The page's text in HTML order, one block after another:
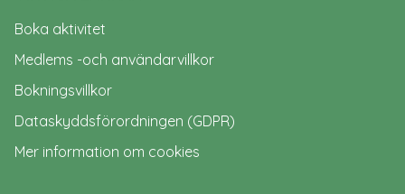
Boka aktivitet
Medlems -och användarvillkor
Bokningsvillkor
Dataskyddsförordningen (GDPR)
Mer information om cookies